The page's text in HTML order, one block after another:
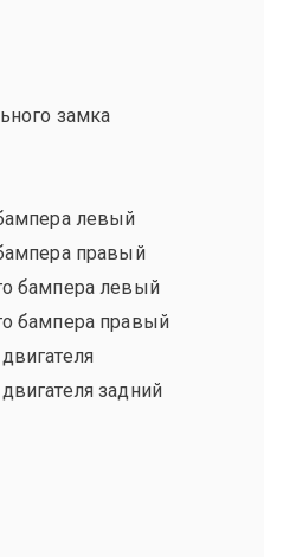
замка
левый
правый
бампера левый
бампера правый
задний